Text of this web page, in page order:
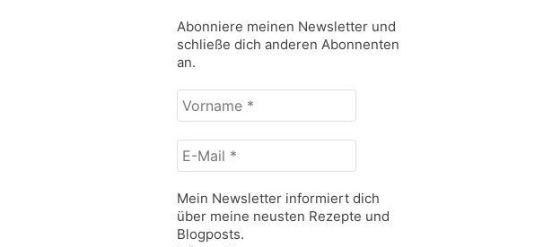
Abonniere meinen Newsletter und
schließe dich anderen Abonnenten
an.
Vorname
E-
Mail
Mein Newsletter informiert dich
über meine neusten Rezepte und
Blogposts.